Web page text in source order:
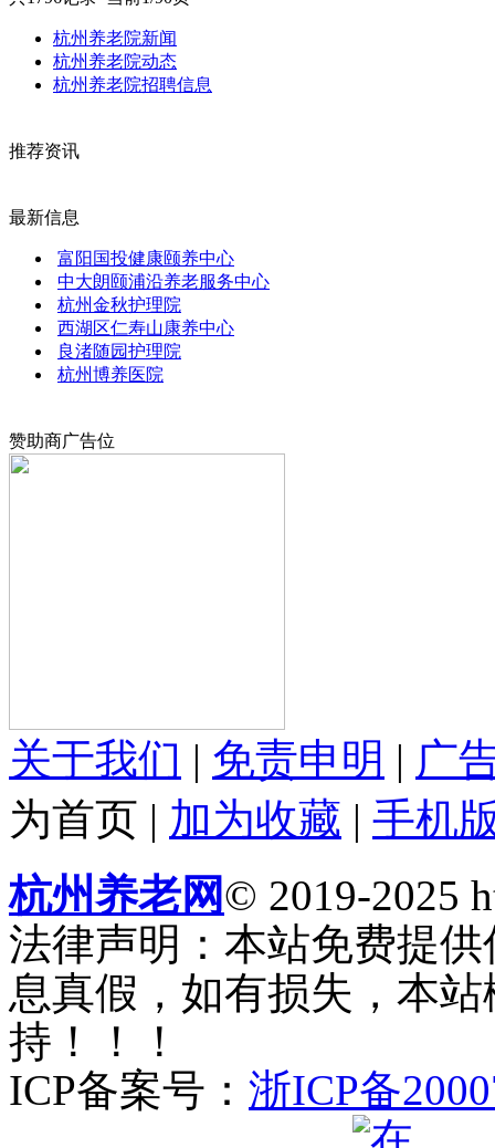
杭州养老院新闻
杭州养老院动态
杭州养老院招聘信息
推荐资讯
最新信息
富阳国投健康颐养中心
中大朗颐浦沿养老服务中心
杭州金秋护理院
西湖区仁寿山康养中心
良渚随园护理院
杭州博养医院
赞助商广告位
关于我们 | 免责申明 | 广
为首页 | 加为收藏 | 手机
杭州养老网© 2019-2025
法律声明：本站免费提
息真假，如有损失，本
持！！！
ICP备案号： 浙ICP备